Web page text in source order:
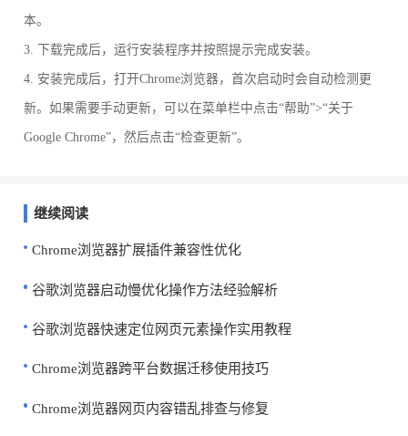
本。
3. 下载完成后，运行安装程序并按照提示完成安装。
4. 安装完成后，打开Chrome浏览器，首次启动时会自动检测更
新。如果需要手动更新，可以在菜单栏中点击“帮助”>“关于
Google Chrome”，然后点击“检查更新”。
继续阅读
Chrome浏览器扩展插件兼容性优化
谷歌浏览器启动慢优化操作方法经验解析
谷歌浏览器快速定位网页元素操作实用教程
Chrome浏览器跨平台数据迁移使用技巧
Chrome浏览器网页内容错乱排查与修复